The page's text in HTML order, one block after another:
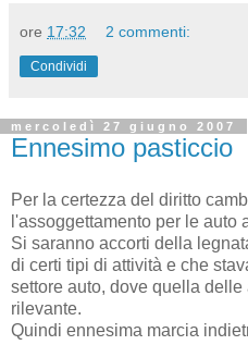
ore 17:32 2 commenti:
Condividi
mercoledì 27 giugno 2007
Ennesimo pasticcio
Per la certezza del diritto
l'assoggettamento per le auto
Si saranno accorti della
di certi tipi di attività e che
settore auto, dove quella
rilevante.
Quindi ennesima marcia